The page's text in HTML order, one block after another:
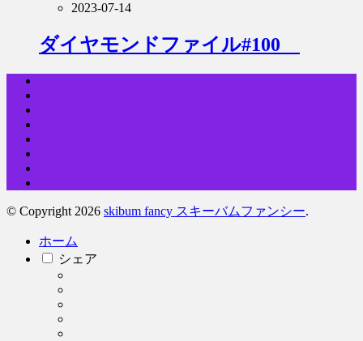
2023-07-14
ダイヤモンドファイル#100
© Copyright 2026 skibum fancy スキーバムファンシー.
ホーム
シェア